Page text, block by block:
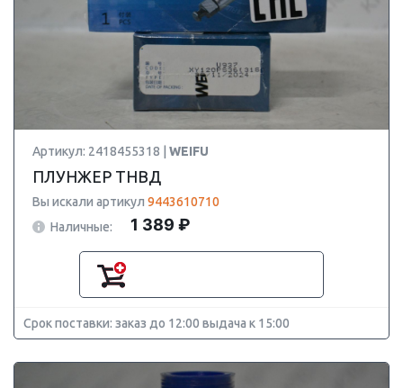
Артикул: 2418455318 | WEIFU
ПЛУНЖЕР ТНВД
Вы искали артикул 9443610710
Наличные:
1 389 ₽
Срок поставки: заказ до 12:00 выдача к 15:00